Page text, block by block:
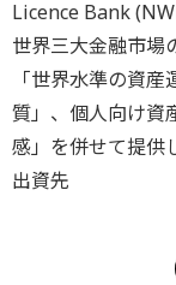
Licence Bank
世界三大金融市場
「世界水準の資
質」、個人向け資
感」を併せて提供
出資先